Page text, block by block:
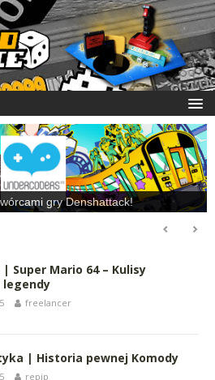
gry Denshattack!
Super Mario 64 – Kulisy
legendy
freelancer
| Historia pewnej Komody
repip